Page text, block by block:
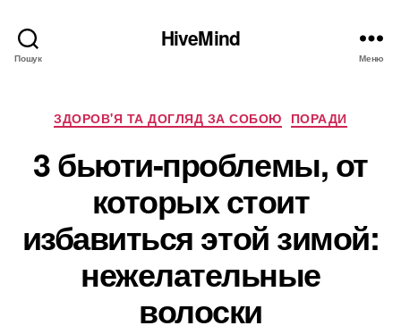
Пошук
HiveMind
Меню
Категорії
ЗДОРОВ'Я ТА ДОГЛЯД ЗА СОБОЮ ПОРАДИ
3 бьюти-проблемы, от
которых стоит
избавиться этой зимой:
нежелательные
волоски